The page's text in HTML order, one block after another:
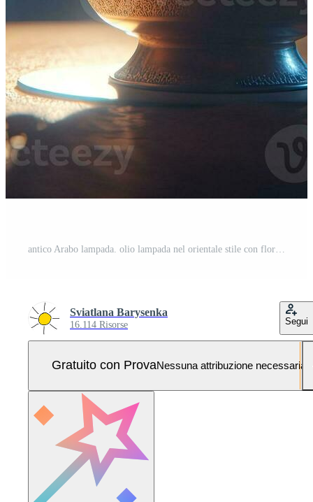
Sviatlana Barysenka
16.114 Risorse Segui
Gratuito con ProvaNessuna attribuzione necessaria